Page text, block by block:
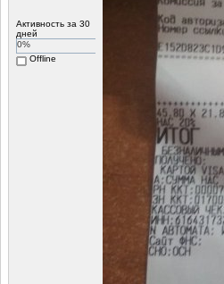
Активность за 30
дней
0%
Offline